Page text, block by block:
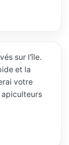
sur l'île.
et la
votre
apiculteurs